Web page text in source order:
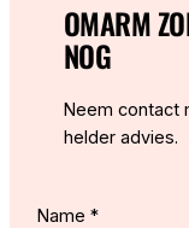
OMARM
NOG
Neem contact
helder advies.
Name*